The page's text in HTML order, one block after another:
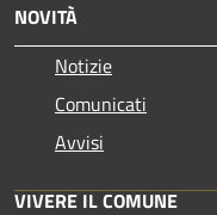
NOVITÀ
Notizie
Comunicati
Avvisi
VIVERE IL COMUNE